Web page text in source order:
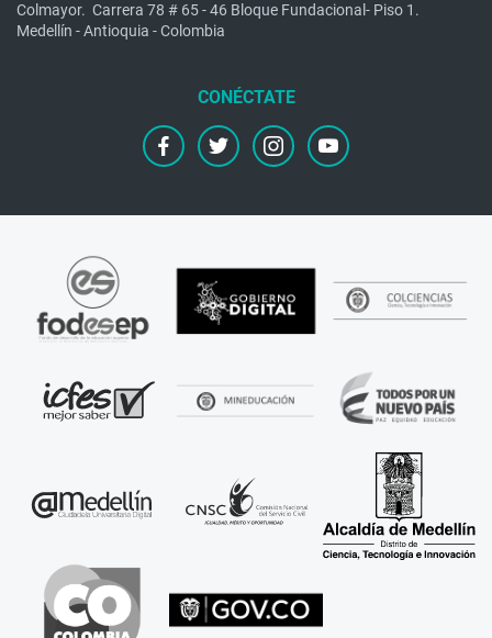
Colmayor. Carrera 78 # 65 - 46 Bloque Fundacional- Piso 1.
Medellín - Antioquia - Colombia
facebooktwitter instagramyoutube